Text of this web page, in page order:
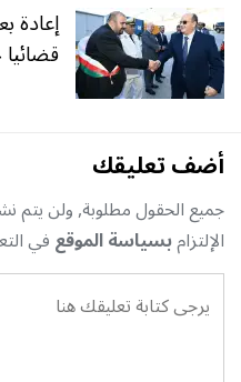
قضائيا
أضف تعليقك
جميع الحقول مطلوبة, ولن يتم
الإلتزامبسياسة الموقعفي